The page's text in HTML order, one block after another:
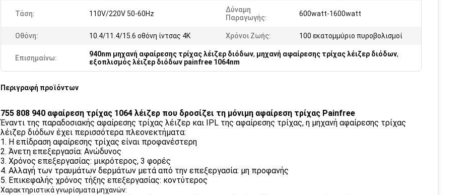
Τάση: 110V/220V 50-60Hz
Δύναμη
Παραγωγής:
600watt-1600watt
Οθόνη: 10.4/11.4/15.6 οθόνη ίντσας 4K Χρόνοι Ζωής: 100 εκατομμύριο πυροβολισμοί
Επισημαίνω: 940nm μηχανή αφαίρεσης τρίχας λέιζερ διόδων, μηχανή αφαίρεσης τρίχας λέιζερ διόδων,
εξοπλισμός λέιζερ διόδων painfree 1064nm
Περιγραφή προϊόντων
755 808 940 αφαίρεση τρίχας 1064 λέιζερ που δροσίζει τη μόνιμη αφαίρεση τρίχας Painfree
Έναντι της παραδοσιακής αφαίρεσης τρίχας λέιζερ και IPL της αφαίρεσης τρίχας, η μηχανή αφαίρεσης τρίχας
λέιζερ διόδων έχει περισσότερα πλεονεκτήματα:
1. Η επίδραση αφαίρεσης τρίχας είναι προφανέστερη
2. Άνετη επεξεργασία: Ανώδυνος
3. Χρόνος επεξεργασίας: μικρότερος, 3 φορές
4. Αλλαγή των τραυμάτων δερμάτων μετά από την επεξεργασία: μη προφανής
5. Επικεφαλής χρόνος τήξης επεξεργασίας: κοντύτερος
Χαρακτηριστικά γνωρίσματα μηχανών: